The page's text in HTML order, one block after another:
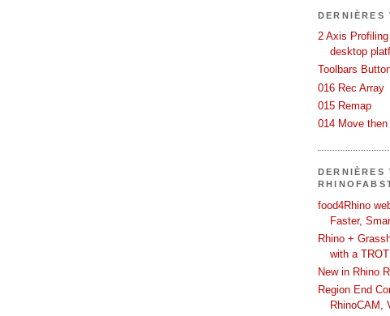
DERNIÈRES
2 Axis Profiling
desktop
Toolbars
016 Rec Array
015 Remap
014 Move
DERNIÈRES
food4Rhino
Faster,
Rhino +
with a
New in Rhino
Region End
RhinoCAM,